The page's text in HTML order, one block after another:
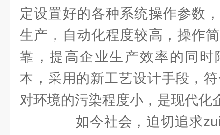
定设置好的各种系统操作参数
生产，自动化程度较高，操作
靠，提高企业生产效率的同时
本，采用的新工艺设计手段，
对环境的污染程度小，是现代化
如今社会，迫切追求zui